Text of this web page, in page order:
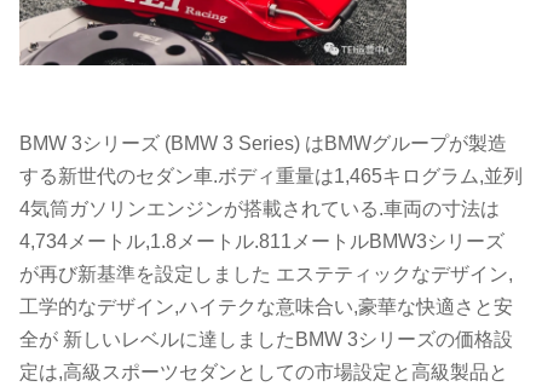
BMW 3シリーズ (BMW 3 Series) はBMWグループが製造
する新世代のセダン車.ボディ重量は1,465キログラム,並列
4気筒ガソリンエンジンが搭載されている.車両の寸法は
4,734メートル,1.8メートル.811メートルBMW3シリーズ
が再び新基準を設定しました エステティックなデザイン,
工学的なデザイン,ハイテクな意味合い,豪華な快適さと安
全が 新しいレベルに達しましたBMW 3シリーズの価格設
定は,高級スポーツセダンとしての市場設定と高級製品と